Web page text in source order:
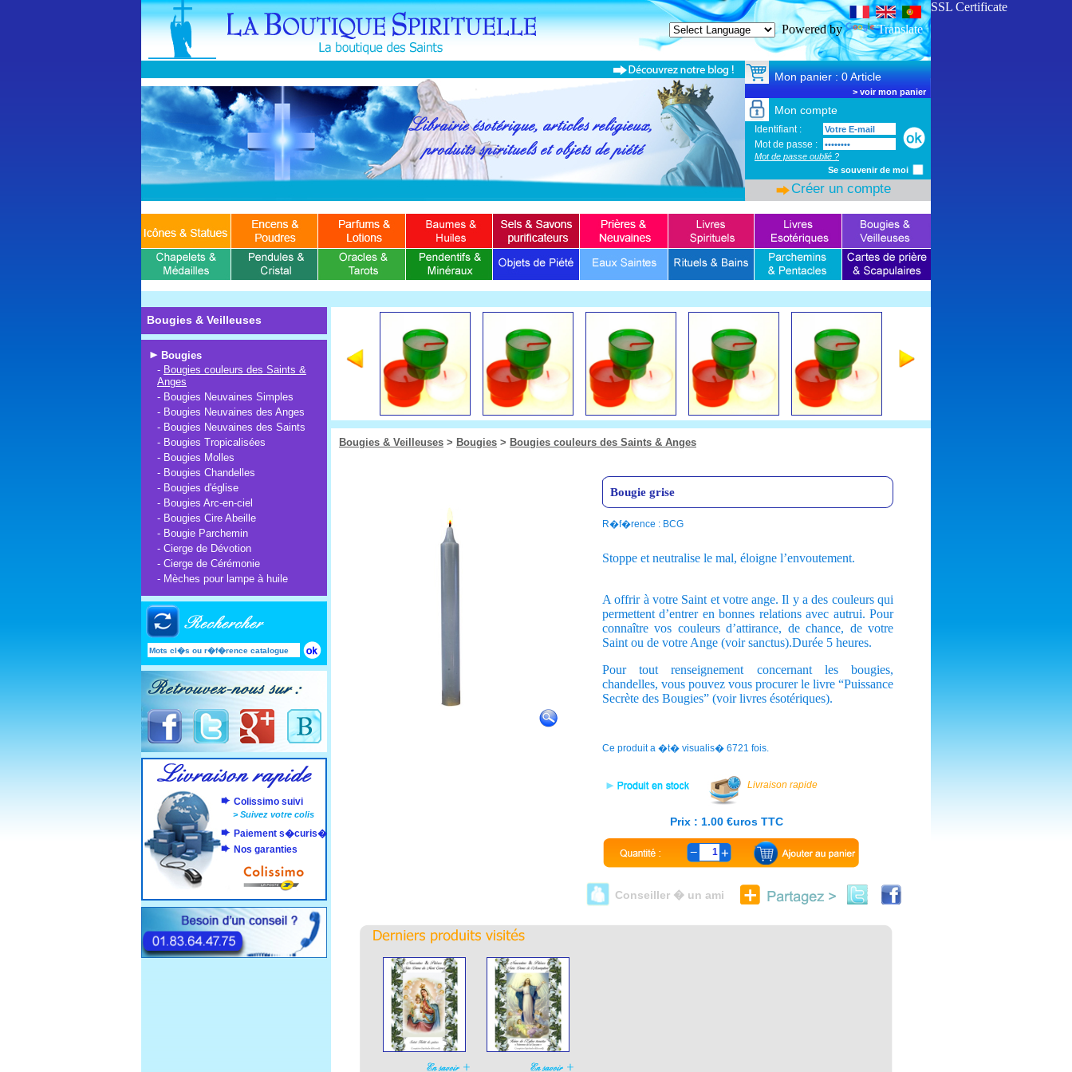
Powered by Translate
Mon panier : 0 Article
> voir mon panier
Mon compte
Identifiant :
Mot de passe :
Mot de passe oublié ?
Se souvenir de moi
Créer un compte
Bougies & Veilleuses
Bougies
- Bougies couleurs des Saints &
Anges
- Bougies Neuvaines Simples
- Bougies Neuvaines des Anges
- Bougies Neuvaines des Saints
- Bougies Tropicalisées
- Bougies Molles
- Bougies Chandelles
- Bougies d'église
- Bougies Arc-en-ciel
- Bougies Cire Abeille
- Bougie Parchemin
- Cierge de Dévotion
- Cierge de Cérémonie
- Mèches pour lampe à huile
Colissimo suivi
>Suivez votre colis
Paiement s�curis�
Nos garanties
Bougies & Veilleuses > Bougies > Bougies couleurs des Saints & Anges
Bougie grise
R�f�rence : BCG
Stoppe et neutralise le mal, éloigne l’envoutement.
A offrir à votre Saint et votre ange. Il y a des couleurs qui
permettent d’entrer en bonnes relations avec autrui. Pour
connaître vos couleurs d’attirance, de chance, de votre
Saint ou de votre Ange (voir sanctus).Durée 5 heures.
Pour tout renseignement concernant les bougies,
chandelles, vous pouvez vous procurer le livre “Puissance
Secrète des Bougies” (voir livres ésotériques).
Ce produit a �t� visualis� 6721 fois.
Livraison rapide
Prix : 1.00 €uros TTC
1
Conseiller � un ami
SSL Certificate